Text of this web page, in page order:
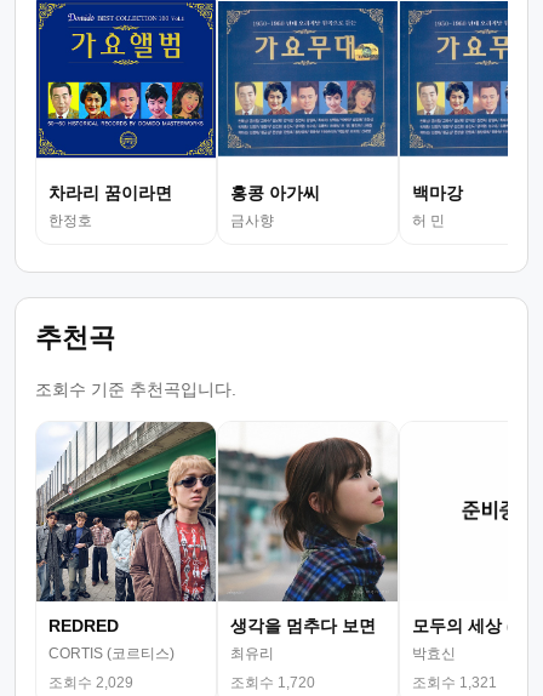
차라리 꿈이라면
한정호
홍콩 아가씨
금사향
백마강
허 민
추천곡
조회수 기준 추천곡입니다.
REDRED
CORTIS (코르티스)
조회수 2,029
생각을 멈추다 보면
최유리
조회수 1,720
모두의 세상 (뮤
박효신
조회수 1,321